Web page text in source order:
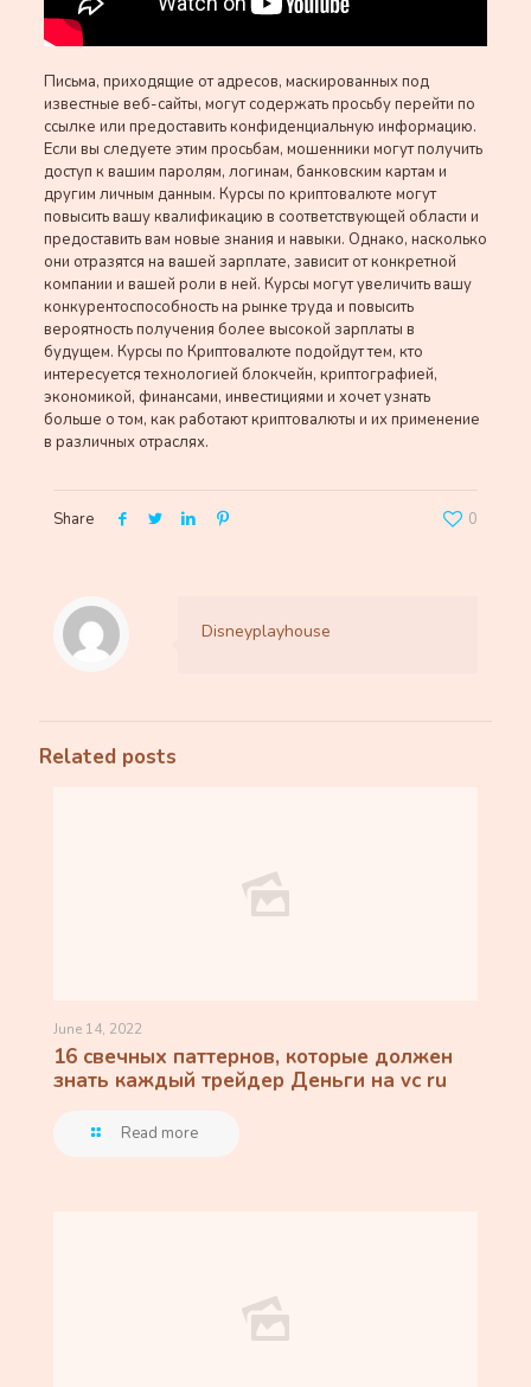
Письма, приходящие от адресов, маскированных под
известные веб-сайты, могут содержать просьбу перейти по
ссылке или предоставить конфиденциальную информацию.
Если вы следуете этим просьбам, мошенники могут получить
доступ к вашим паролям, логинам, банковским картам и
другим личным данным. Курсы по криптовалюте могут
повысить вашу квалификацию в соответствующей области и
предоставить вам новые знания и навыки. Однако, насколько
они отразятся на вашей зарплате, зависит от конкретной
компании и вашей роли в ней. Курсы могут увеличить вашу
конкурентоспособность на рынке труда и повысить
вероятность получения более высокой зарплаты в
будущем. Курсы по Криптовалюте подойдут тем, кто
интересуется технологией блокчейн, криптографией,
экономикой, финансами, инвестициями и хочет узнать
больше о том, как работают криптовалюты и их применение
в различных отраслях.
Share 0
Disneyplayhouse
Related posts
June 14, 2022
16 свечных паттернов, которые должен
знать каждый трейдер Деньги на vc ru
Read more